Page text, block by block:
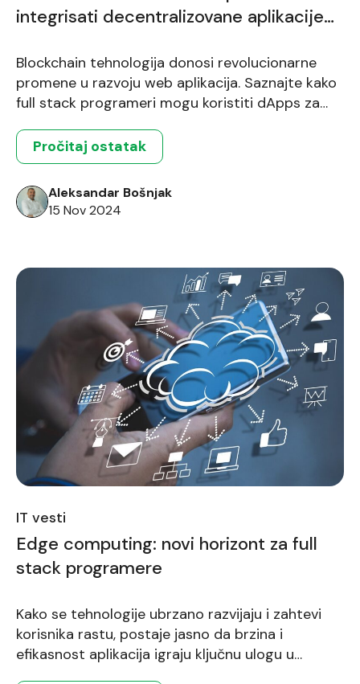
integrisati decentralizovane aplikacije
Blockchain tehnologija donosi revolucionarne
promene u razvoju web aplikacija. Saznajte kako
full stack programeri mogu koristiti dApps za
funkcionišu na decentralizovan način.
Pročitaj ostatak
Aleksandar Bošnjak
15 Nov 2024
IT vesti
Edge computing: novi horizont za full
stack programere
Kako se tehnologije ubrzano razvijaju i zahtevi
korisnika rastu, postaje jasno da brzina i
efikasnost aplikacija igraju ključnu ulogu u